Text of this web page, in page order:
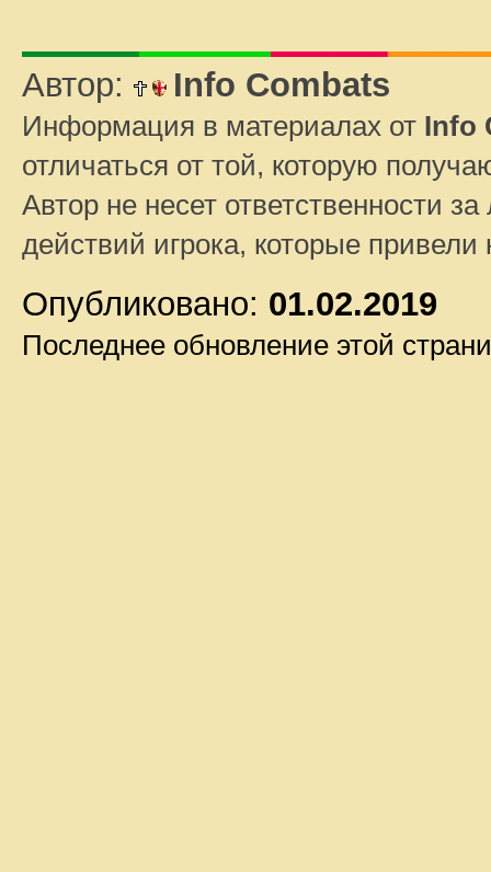
Автор: Info Combats
Информация в материалах от Info
отличаться от той, которую
Автор не несет ответственности
действий игрока, которые
Опубликовано: 01.02.2019
Последнее обновление этой